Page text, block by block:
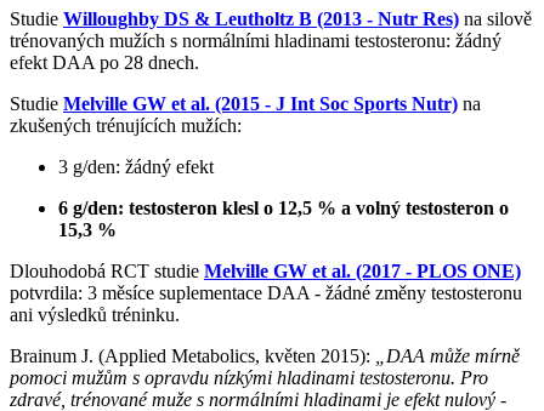
Studie Willoughby DS & Leutholtz B (2013 - Nutr Res) na silově
trénovaných mužích s normálními hladinami testosteronu: žádný
efekt DAA po 28 dnech.
Studie Melville GW et al. (2015 - J Int Soc Sports Nutr) na
zkušených trénujících mužích:
3 g/den: žádný efekt
6 g/den: testosteron klesl o 12,5 % a volný testosteron o
15,3 %
Dlouhodobá RCT studie Melville GW et al. (2017 - PLOS ONE)
potvrdila: 3 měsíce suplementace DAA - žádné změny testosteronu
ani výsledků tréninku.
Brainum J. (Applied Metabolics, květen 2015):
„DAA může mírně
pomoci mužům s opravdu nízkými hladinami testosteronu. Pro
zdravé, trénované muže s normálními hladinami je efekt nulový -